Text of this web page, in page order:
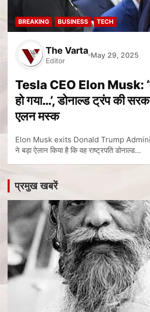
BREAKING BUSINESS TECH
The Varta
Editor
May 29, 2025
Tesla CEO Elon Musk:
हो गया…’, डोनाल्ड ट्रंप की
एलन मस्क
Elon Musk exits Donald Trump
ने बड़ा ऐलान किया है कि वह राष्ट्रपति डोनाल्ड…
प्रमुख खबरें